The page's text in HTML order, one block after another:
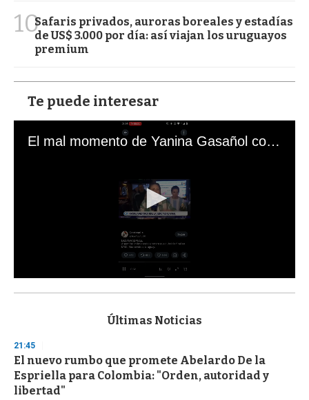
10Safaris privados, auroras boreales y estadías
de US$ 3.000 por día: así viajan los uruguayos
premium
Te puede interesar
El mal momento de Yanina Gasañol con un hincha argentino en "Subrayado"
s
d
s
o
f
3
Últimas Noticias
21:45
El nuevo rumbo que promete Abelardo De la
Espriella para Colombia: "Orden, autoridad y
libertad"